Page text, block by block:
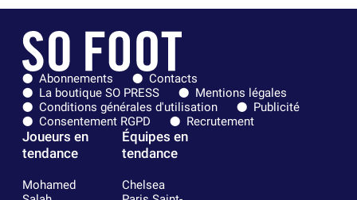
Abonnements
Contacts
La boutique SO PRESS
Mentions légales
Conditions générales d'utilisation
Publicité
Consentement RGPD
Recrutement
Joueurs en
tendance
Mohamed
Équipes en
tendance
Chelsea